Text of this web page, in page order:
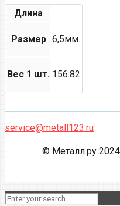
Длина
Размер 6,5мм.
Вес 1 шт. 156.82
service@metall123.ru
© Металл.ру